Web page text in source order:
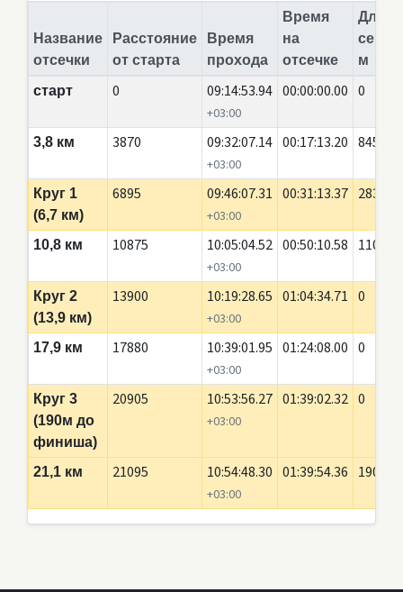
Название
отсечки
Расстояние
от старта
Время
прохода
Время
на
отсечке
Длина
м
старт
0 09:14:53.94
+03:00
00:00:00.00 0
3,8 км 3870 09:32:07.14
+03:00
00:17:13.20 845
Круг 1
(6,7 км)
6895 09:46:07.31
+03:00
00:31:13.37 2835
10,8 км 10875 10:05:04.52
+03:00
00:50:10.58 110
Круг 2
(13,9 км)
13900 10:19:28.65
+03:00
01:04:34.71 0
17,9 км 17880 10:39:01.95
+03:00
01:24:08.00 0
Круг 3
(190м до
финиша)
20905 10:53:56.27
+03:00
01:39:02.32 0
21,1 км 21095 10:54:48.30
+03:00
01:39:54.36 190